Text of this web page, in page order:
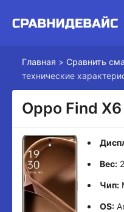
Главная > Сравнить
технические
Oppo Find X6
Вес:
Чип:
OS: